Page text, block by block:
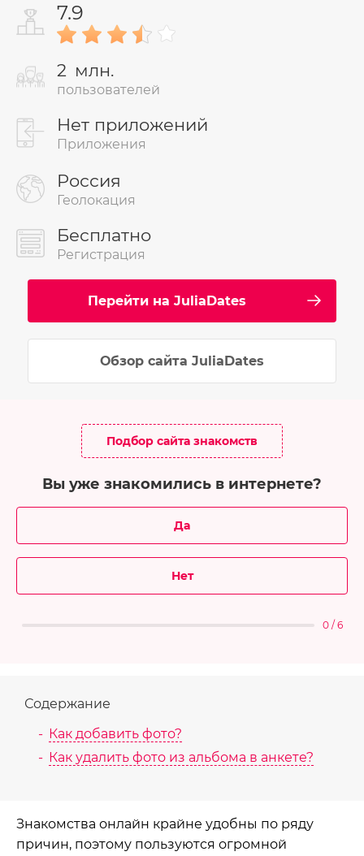
7.9
2 млн.
пользователей
Нет приложений
Приложения
Россия
Геолокация
Бесплатно
Регистрация
Перейти на JuliaDates
Обзор сайта JuliaDates
Подбор сайта знакомств
Вы уже знакомились в интернете?
Да
Нет
0 / 6
Содержание
Как добавить фото?
Как удалить фото из альбома в анкете?
Знакомства онлайн крайне удобны по ряду
причин, поэтому пользуются огромной